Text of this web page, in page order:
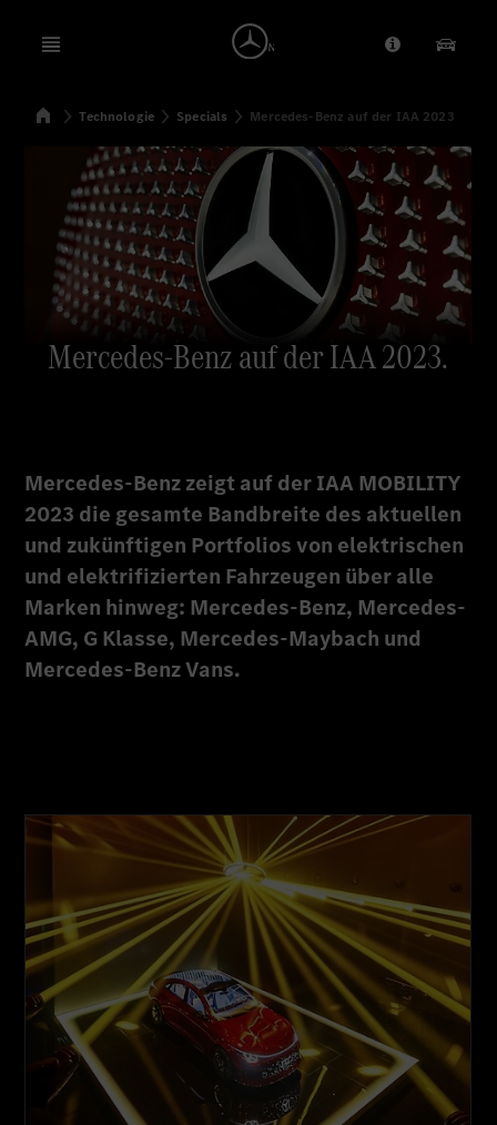
Open menu Anbieter/
SuchenStartseite
Technologie Specials Mercedes-Benz auf der IAA 2023
Mercedes-Benz auf der IAA 2023.
Mercedes-Benz zeigt auf der IAA MOBILITY
2023 die gesamte Bandbreite des aktuellen
und zukünftigen Portfolios von elektrischen
und elektrifizierten Fahrzeugen über alle
Marken hinweg: Mercedes-Benz, Mercedes-
AMG, G Klasse, Mercedes-Maybach und
Mercedes-Benz Vans.